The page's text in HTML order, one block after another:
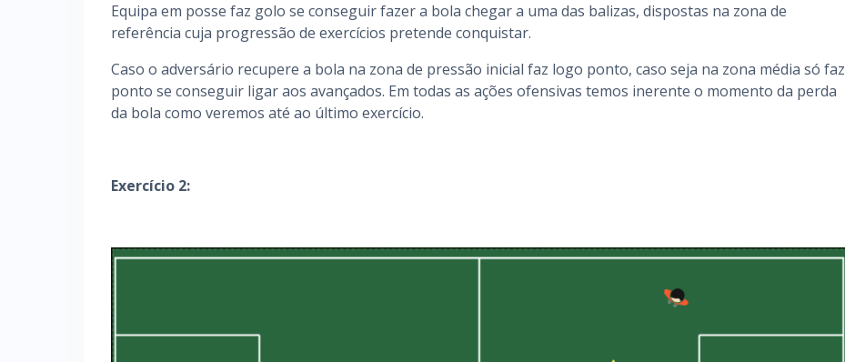
Equipa em posse faz golo se conseguir fazer a bola chegar a uma das balizas, dispostas na zona de
referência cuja progressão de exercícios pretende conquistar.
Caso o adversário recupere a bola na zona de pressão inicial faz logo ponto, caso seja na zona média só faz
ponto se conseguir ligar aos avançados. Em todas as ações ofensivas temos inerente o momento da perda
da bola como veremos até ao último exercício.
Exercício 2: